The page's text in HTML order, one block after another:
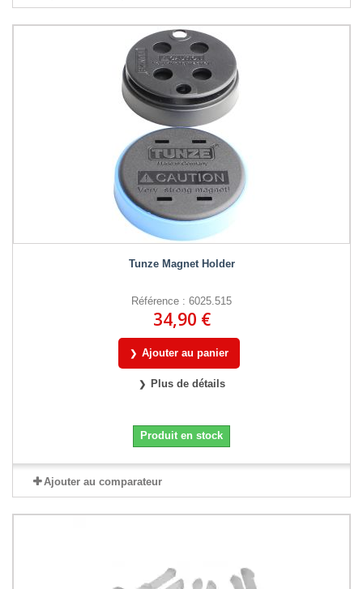
Tunze Magnet Holder
Référence : 6025.515
34,90 €
Ajouter au panier
Plus de détails
Produit en stock
Ajouter au comparateur